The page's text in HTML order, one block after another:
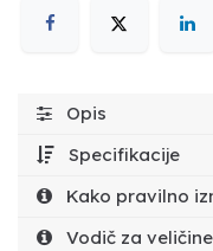
Opis
Specifikacije
Kako pravilno
Vodič za veličine